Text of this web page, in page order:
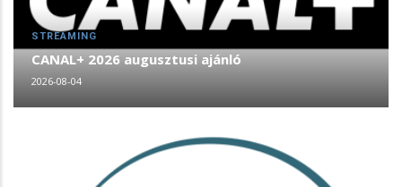
STREAMING
CANAL+ 2026 augusztusi ajánló
2026-08-04